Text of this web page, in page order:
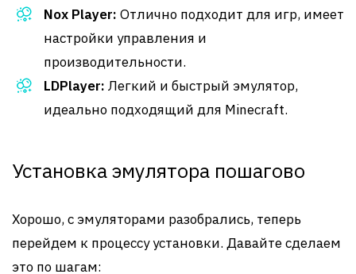
Nox Player: Отлично подходит для игр, имеет
настройки управления и
производительности.
LDPlayer: Легкий и быстрый эмулятор,
идеально подходящий для Minecraft.
Установка эмулятора пошагово
Хорошо, с эмуляторами разобрались, теперь
перейдем к процессу установки. Давайте сделаем
это по шагам: